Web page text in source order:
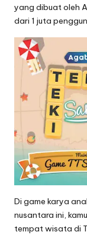
yang dibuat oleh
dari 1 juta
Di game karya
nusantara ini,
tempat wisata di